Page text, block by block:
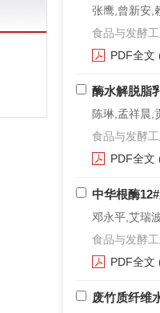
张鹰,曾新安,
食品与发酵
PDF全文
酶水解脱脂
陈琳,孟祥晨,
食品与发酵
PDF全文
中华根酶
邓永平,艾瑞
食品与发酵
PDF全文
废竹质纤维